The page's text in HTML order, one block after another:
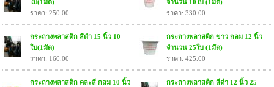
ใบ(1มัด)
ราคา: 250.00
จำนวน 10ใบ (1มัด)
ราคา: 330.00
กระถางพลาสติก สีดำ 15 นิ้ว 10
ใบ(1มัด)
ราคา: 160.00
กระถางพลาสติก ขาว กลม 12 นิ้ว
จำนวน 25ใบ (1มัด)
ราคา: 425.00
กระถางพลาสติก คละสี กลม 10 นิ้ว
กระถางพลาสติก สีดำ 12 นิ้ว 25